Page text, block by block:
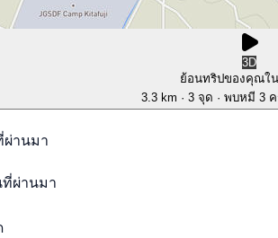
3D
ย้อนทริปของคุณใ
3.3 km · 3 จุด · พบหมี 3
ผ่านมา
ผ่านมา